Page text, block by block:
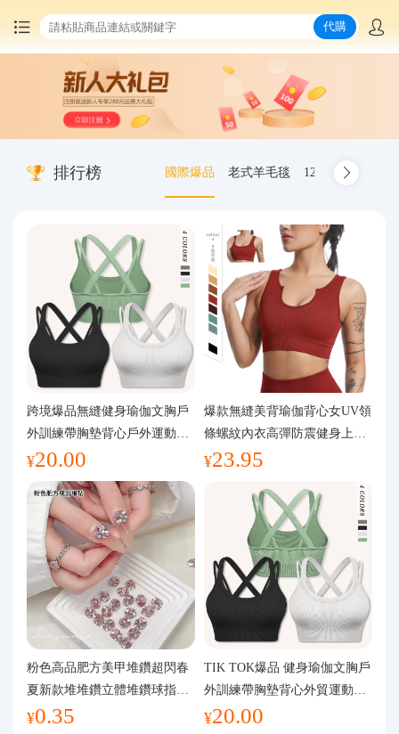
中國商品代購
集運服務
最新公告
物流資訊
代購問答
關於我們
代購
排行榜 國際爆品 老式羊毛毯 12.00-20 truck
跨境爆品無縫健身瑜伽文胸戶
外訓練帶胸墊背心戶外運動瑜
伽服女
¥20.00
爆款無縫美背瑜伽背心女UV領
條螺紋內衣高彈防震健身上裝
運動文胸
¥23.95
粉色高品肥方美甲堆鑽超閃春
夏新款堆堆鑽立體堆鑽球指甲
裝飾品
¥0.35
TIK TOK爆品 健身瑜伽文胸戶
外訓練帶胸墊背心外貿運動瑜
伽服女
¥20.00